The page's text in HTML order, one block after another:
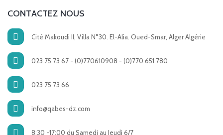
CONTACTEZ NOUS
Cité Makoudi II, Villa N°30. El-Alia. Oued-Smar, Alger Algérie
023 75 73 67 - (0)770610908 - (0)770 651 780
023 75 73 66
info@qabes-dz.com
8:30 -17:00 du Samedi au Jeudi 6/7